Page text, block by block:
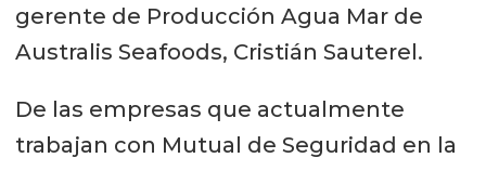
gerente de Producción Agua Mar de
Australis Seafoods, Cristián Sauterel.
De las empresas que actualmente
trabajan con Mutual de Seguridad en la